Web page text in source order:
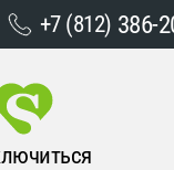
+7 (812) 386-